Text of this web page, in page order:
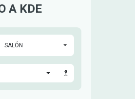
A KDE
SALÓN